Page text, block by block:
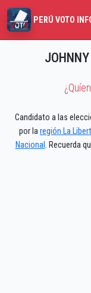
PERÚ VOTO
Candidato a las
por laregión La
Nacional. Recuerda